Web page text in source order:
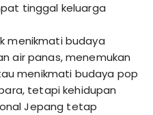
tinggal keluarga
menikmati budaya
air panas, menemukan
menikmati budaya pop
tetapi kehidupan
Jepang tetap